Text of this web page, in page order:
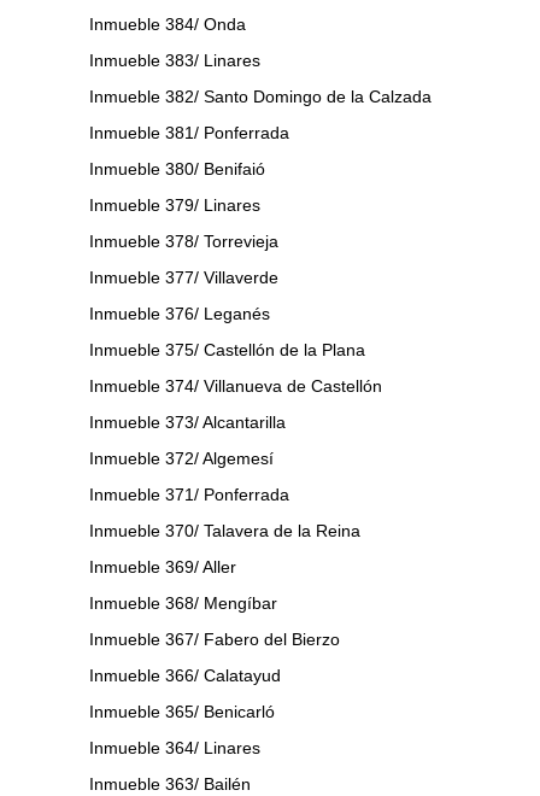
Inmueble 384/ Onda
Inmueble 383/ Linares
Inmueble 382/ Santo Domingo de la Calzada
Inmueble 381/ Ponferrada
Inmueble 380/ Benifaió
Inmueble 379/ Linares
Inmueble 378/ Torrevieja
Inmueble 377/ Villaverde
Inmueble 376/ Leganés
Inmueble 375/ Castellón de la Plana
Inmueble 374/ Villanueva de Castellón
Inmueble 373/ Alcantarilla
Inmueble 372/ Algemesí
Inmueble 371/ Ponferrada
Inmueble 370/ Talavera de la Reina
Inmueble 369/ Aller
Inmueble 368/ Mengíbar
Inmueble 367/ Fabero del Bierzo
Inmueble 366/ Calatayud
Inmueble 365/ Benicarló
Inmueble 364/ Linares
Inmueble 363/ Bailén